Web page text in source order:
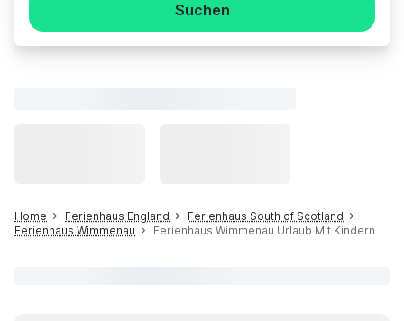
Suchen
Home Ferienhaus England
Ferienhaus South of Scotland
Ferienhaus Wimmenau
Ferienhaus Wimmenau Urlaub Mit Kindern